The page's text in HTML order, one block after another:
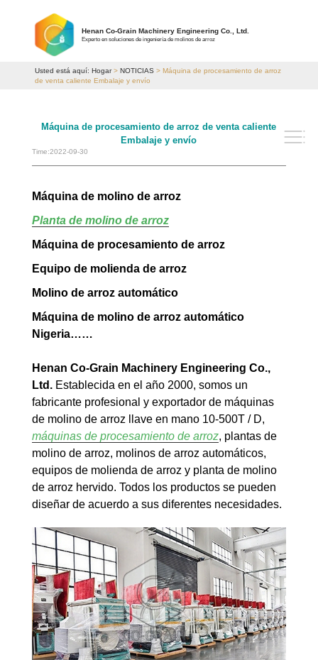
Henan Co-Grain Machinery Engineering Co., Ltd.
Experto en soluciones de ingeniería de molinos de arroz
Usted está aquí: Hogar>NOTICIAS > Máquina de procesamiento de arroz
de venta caliente Embalaje y envío
Máquina de procesamiento de arroz de venta caliente
Embalaje y envío
Time:2022-09-30
Máquina de molino de arroz
Planta de molino de arroz
Máquina de procesamiento de arroz
Equipo de molienda de arroz
Molino de arroz automático
Máquina de molino de arroz automático
Nigeria……
Henan Co-Grain Machinery Engineering Co.,
Ltd.Establecida en el año 2000, somos un
fabricante profesional y exportador de máquinas
de molino de arroz llave en mano 10-500T / D,
máquinas de procesamiento de arroz, plantas de
molino de arroz, molinos de arroz automáticos,
equipos de molienda de arroz y planta de molino
de arroz hervido. Todos los productos se pueden
diseñar de acuerdo a sus diferentes necesidades.